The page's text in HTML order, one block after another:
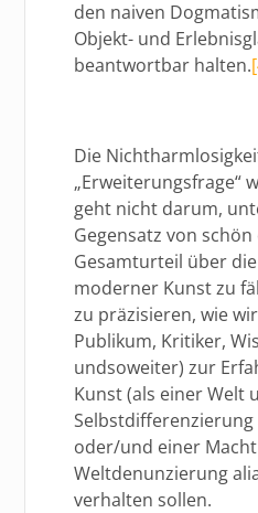
den naiven
Objekt- und
beantwortbar halten.
Die
„Erweiterungsfrage“
geht nicht darum,
Gegensatz von
Gesamturteil über
moderner Kunst zu
zu präzisieren, wie
Publikum, Kritiker,
undsoweiter) zur
Kunst (als einer Welt
oder/und einer
Weltdenunzierung
verhalten sollen.